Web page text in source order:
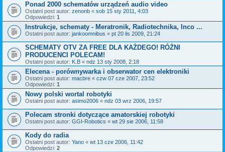
Ponad 2000 schematów urządzeń audio video
Ostatni post autor: zenonb « sob 15 sty 2011, 4:03
Odpowiedzi: 1
Instrukcje, schematy - Meratronik, Radiotechnika, Inco ...
Ostatni post autor: jankoomnibus « pt 20 lis 2009, 21:24
SCHEMATY OTV ZA FREE DLA KAŻDEGO! RÓŻNI
PRODUCENCI POLECAM!
Ostatni post autor: K.B « ndz 13 sty 2008, 2:18
Elecena - porównywarka i obserwator cen elektroniki
Ostatni post autor: macbre « czw 07 cze 2007, 23:52
Odpowiedzi: 1
Nowy polski wortal robotyki
Ostatni post autor: asimo2006 « ndz 03 wrz 2006, 19:57
Polecam stronki dotyczące amatorskiej robotyki
Ostatni post autor: GGI-Robotics « wt 29 sie 2006, 11:58
Kody do radia
Ostatni post autor: Yano « wt 13 cze 2006, 11:42
Odpowiedzi: 2